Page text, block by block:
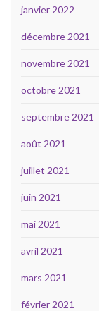
janvier 2022
décembre 2021
novembre 2021
octobre 2021
septembre 2021
août 2021
juillet 2021
juin 2021
mai 2021
avril 2021
mars 2021
février 2021